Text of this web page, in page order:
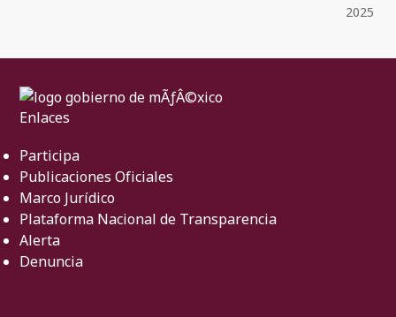
2025
Enlaces
Participa
Publicaciones Oficiales
Marco Jurídico
Plataforma Nacional de Transparencia
Alerta
Denuncia